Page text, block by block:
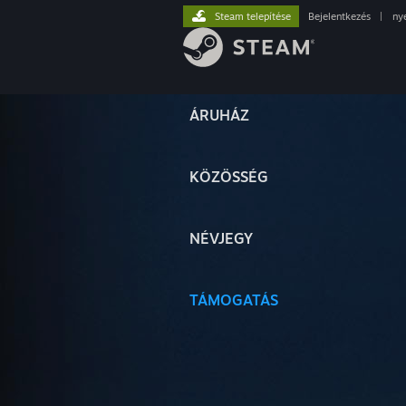
ÁRUHÁZ
KÖZÖSSÉG
NÉVJEGY
TÁMOGATÁS
Steam telepítése Bejelentkezés